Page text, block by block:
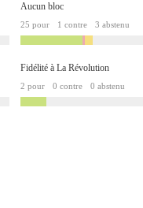
Aucun bloc
25 pour 1 contre 3 abstenu
Fidélité à La Révolution
2 pour 0 contre 0 abstenu